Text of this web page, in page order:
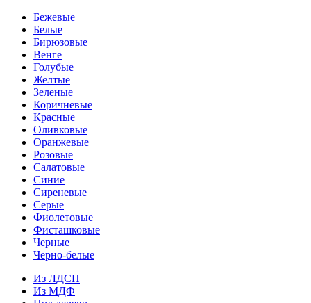
Бежевые
Белые
Бирюзовые
Венге
Голубые
Желтые
Зеленые
Коричневые
Красные
Оливковые
Оранжевые
Розовые
Салатовые
Синие
Сиреневые
Серые
Фиолетовые
Фисташковые
Черные
Черно-белые
Из ЛДСП
Из МДФ